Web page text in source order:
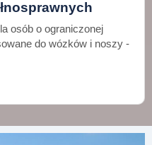
osób o ograniczonej
do wózków i noszy -